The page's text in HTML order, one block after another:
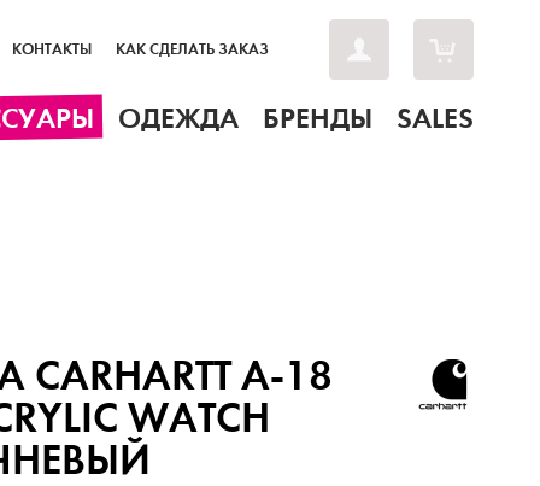
КОНТАКТЫ КАК СДЕЛАТЬ ЗАКАЗ
ОДЕЖДА БРЕНДЫ SALES
A-18
WATCH